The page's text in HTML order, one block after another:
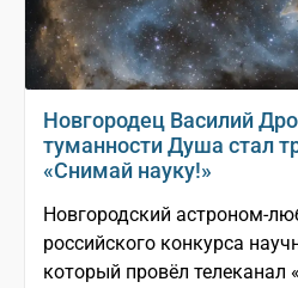
Новгородец Василий
туманности Душа стал
«Снимай науку!»
Новгородский астроном-
российского конкурса
который провёл телеканал